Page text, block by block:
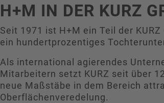
H+M IN DER KURZ
Seit 1971 ist H+M ein Teil der
ein hundertprozentiges
Als international agierendes
Mitarbeitern setzt KURZ seit über
neue Maßstäbe in dem Bereich
Oberflächenveredelung.